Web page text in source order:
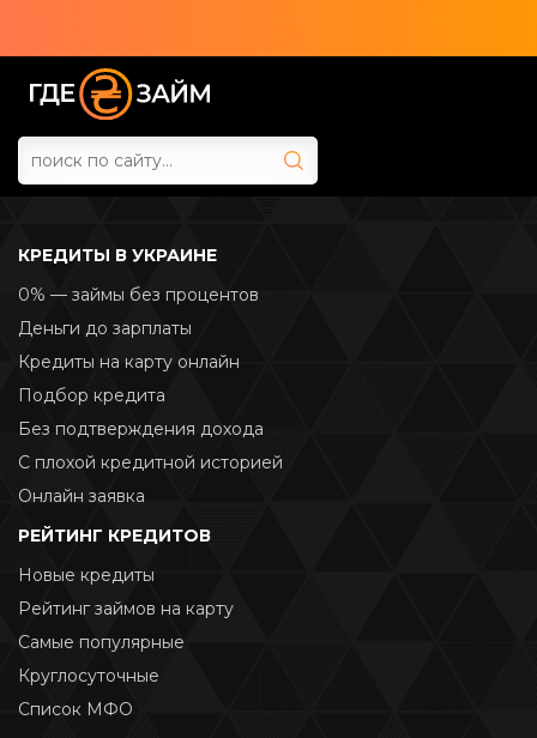
КРЕДИТЫ В УКРАИНЕ
0% — займы без процентов
Деньги до зарплаты
Кредиты на карту онлайн
Подбор кредита
Без подтверждения дохода
С плохой кредитной историей
Онлайн заявка
РЕЙТИНГ КРЕДИТОВ
Новые кредиты
Рейтинг займов на карту
Самые популярные
Круглосуточные
Список МФО